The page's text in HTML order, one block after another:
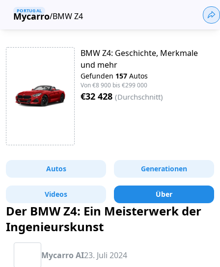
Mycarro
PORTUGAL
/BMW Z4
BMW Z4: Geschichte, Merkmale
und mehr
Gefunden 157 Autos
Von€8 900 bis €299 000
€32 428 (Durchschnitt)
Autos Generationen
Videos Über
Der BMW Z4: Ein Meisterwerk der
Ingenieurskunst
Mycarro AI23. Juli 2024